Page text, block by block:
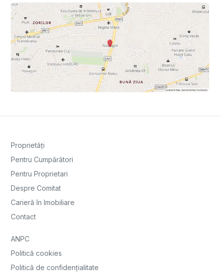
Proprietăți
Pentru Cumpărători
Pentru Proprietari
Despre Comitat
Carieră în Imobiliare
Contact
ANPC
Politică cookies
Politică de confidențialitate